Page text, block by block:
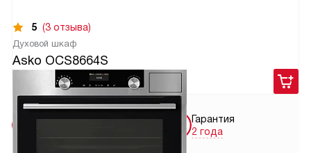
5 (3 отзыва)
Духовой шкаф
Asko OCS8664S
119 900руб.
Условия
Гарантия
2 года